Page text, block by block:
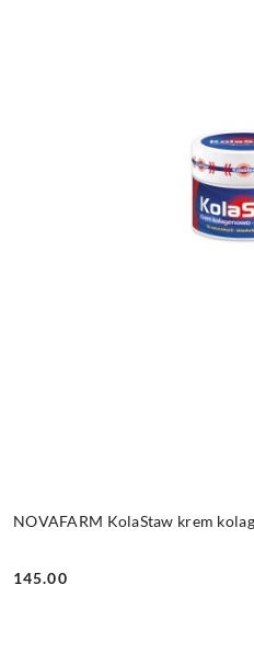
NOVAFARM KolaStaw krem
Cena:
145.00